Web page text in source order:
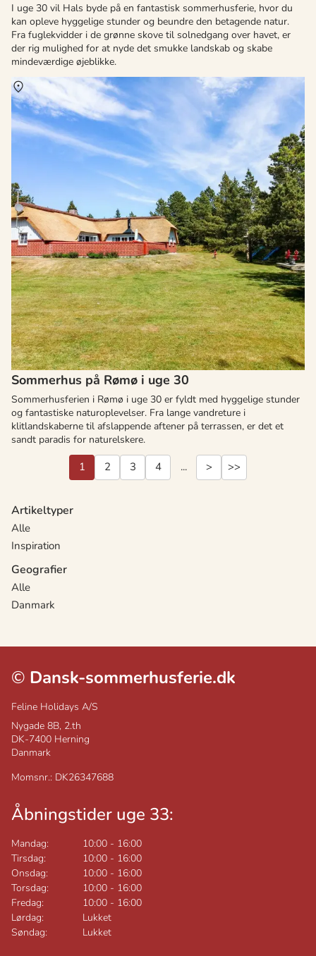
I uge 30 vil Hals byde på en fantastisk sommerhusferie, hvor du
kan opleve hyggelige stunder og beundre den betagende natur.
Fra fuglekvidder i de grønne skove til solnedgang over havet, er
der rig mulighed for at nyde det smukke landskab og skabe
mindeværdige øjeblikke.
Sommerhus på Rømø i uge 30
Sommerhusferien i Rømø i uge 30 er fyldt med hyggelige stunder
og fantastiske naturoplevelser. Fra lange vandreture i
klitlandskaberne til afslappende aftener på terrassen, er det et
sandt paradis for naturelskere.
Om Rømø
1 2 3 4 ... > >>
Artikeltyper
Alle
Inspiration
Geografier
Alle
Danmark
© Dansk-sommerhusferie.dk
Feline Holidays A/S
Nygade 8B, 2.th
DK-7400 Herning
Danmark
Momsnr.: DK26347688
Åbningstider uge 33:
Mandag: 10:00 - 16:00
Tirsdag:
10:00 - 16:00
Onsdag:
10:00 - 16:00
Torsdag:
10:00 - 16:00
Fredag:
10:00 - 16:00
Lørdag:
Lukket
Søndag:
Lukket